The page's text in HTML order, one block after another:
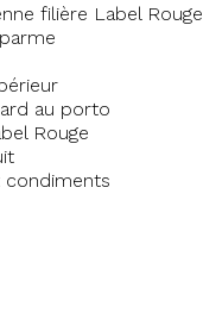
filière Label Rouge
au porto
Rouge
condiments